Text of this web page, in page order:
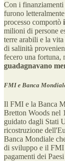
Con i finanziamenti
furono
processo comportò
milioni di persone
terre arabili e la
di salinità
fecero una fortuna,
guadagnavano
FMI e Banca
Il FMI e la Banca
Bretton Woods nel
guidato dagli Stati
ricostruzione
Banca Mondiale
di sviluppo e il FMI
pagamenti dei